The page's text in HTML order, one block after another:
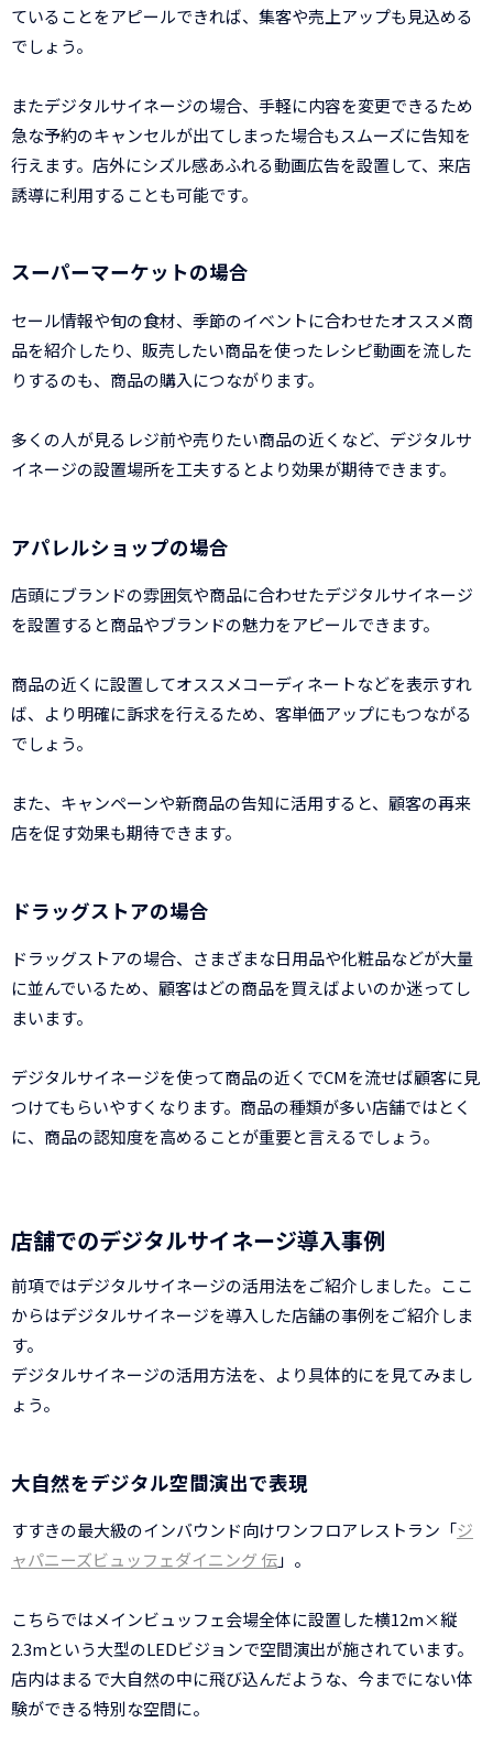
ていることをアピールできれば、集客や売上アップも見込める
でしょう。
またデジタルサイネージの場合、手軽に内容を変更できるため
急な予約のキャンセルが出てしまった場合もスムーズに告知を
行えます。店外にシズル感あふれる動画広告を設置して、来店
誘導に利用することも可能です。
スーパーマーケットの場合
セール情報や旬の食材、季節のイベントに合わせたオススメ商
品を紹介したり、販売したい商品を使ったレシピ動画を流した
りするのも、商品の購入につながります。
多くの人が見るレジ前や売りたい商品の近くなど、デジタルサ
イネージの設置場所を工夫するとより効果が期待できます。
アパレルショップの場合
店頭にブランドの雰囲気や商品に合わせたデジタルサイネージ
を設置すると商品やブランドの魅力をアピールできます。
商品の近くに設置してオススメコーディネートなどを表示すれ
ば、より明確に訴求を行えるため、客単価アップにもつながる
でしょう。
また、キャンペーンや新商品の告知に活用すると、顧客の再来
店を促す効果も期待できます。
ドラッグストアの場合
ドラッグストアの場合、さまざまな日用品や化粧品などが大量
に並んでいるため、顧客はどの商品を買えばよいのか迷ってし
まいます。
デジタルサイネージを使って商品の近くでCMを流せば顧客に見
つけてもらいやすくなります。商品の種類が多い店舗ではとく
に、商品の認知度を高めることが重要と言えるでしょう。
店舗でのデジタルサイネージ導入事例
前項ではデジタルサイネージの活用法をご紹介しました。ここ
からはデジタルサイネージを導入した店舗の事例をご紹介しま
す。
デジタルサイネージの活用方法を、より具体的にを見てみまし
ょう。
大自然をデジタル空間演出で表現
すすきの最大級のインバウンド向けワンフロアレストラン「ジ
ャパニーズビュッフェダイニング 伝」。
こちらではメインビュッフェ会場全体に設置した横12m×縦
2.3mという大型のLEDビジョンで空間演出が施されています。
店内はまるで大自然の中に飛び込んだような、今までにない体
験ができる特別な空間に。